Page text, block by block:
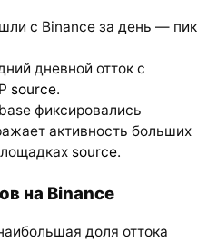
с Binance за день — пик
дневной отток с
source.
фиксировались
активность больших
source.
на Binance
доля оттока